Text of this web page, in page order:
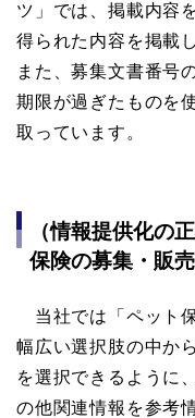
ツ」では、掲載内容
得られた内容を掲載
また、募集文書番号
期限が過ぎたものを
取っています。
（情報提供化の
保険の募集・販売
当社では「ペット
幅広い選択肢の中か
を選択できるように
の他関連情報を参考